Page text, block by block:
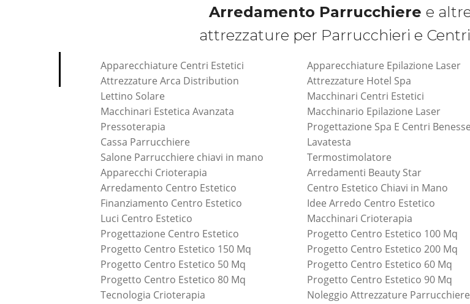
Arredamento Parrucchiere e
attrezzature per Parrucchieri e
Apparecchiature Centri Estetici Apparecchiature Epilazione Laser
Attrezzature Arca Distribution
Attrezzature Hotel Spa
Lettino Solare
Macchinari Centri Estetici
Macchinari Estetica Avanzata
Macchinario Epilazione Laser
Pressoterapia
Progettazione Spa E Centri
Cassa Parrucchiere
Lavatesta
Salone Parrucchiere chiavi in mano
Termostimolatore
Apparecchi Crioterapia
Arredamenti Beauty Star
Arredamento Centro Estetico
Centro Estetico Chiavi in Mano
Finanziamento Centro Estetico
Idee Arredo Centro Estetico
Luci Centro Estetico
Macchinari Crioterapia
Progettazione Centro Estetico
Progetto Centro Estetico 100 Mq
Progetto Centro Estetico 150 Mq
Progetto Centro Estetico 200 Mq
Progetto Centro Estetico 50 Mq
Progetto Centro Estetico 60 Mq
Progetto Centro Estetico 80 Mq
Progetto Centro Estetico 90 Mq
Tecnologia Crioterapia
Noleggio Attrezzature Parrucchiere